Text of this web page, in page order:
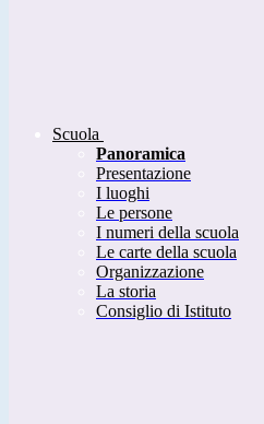
Scuola
Panoramica
Presentazione
I luoghi
Le persone
I numeri della scuola
Le carte della scuola
Organizzazione
La storia
Consiglio di Istituto